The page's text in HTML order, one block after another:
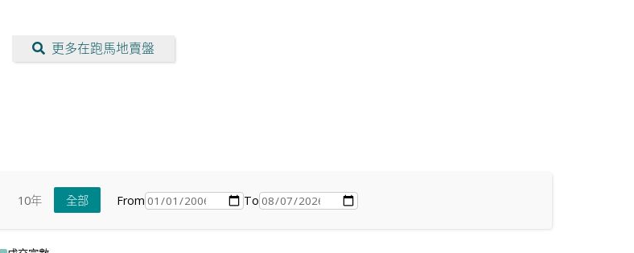
更多在跑馬地賣盤
10年 全部 From To